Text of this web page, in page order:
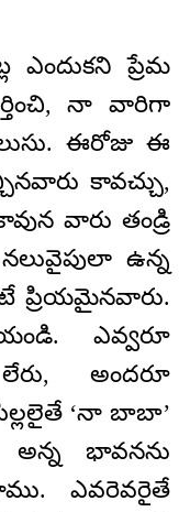
ఎందుకని ప్రేమ
నా వారిగా
ఈరోజు ఈ
కావచ్చు,
వారు తండ్రి
ఉన్న
ప్రియమైనవారు.
ఎవ్వరూ
అందరూ
‘నా బాబా’
భావనను
ఎవరెవరైతే